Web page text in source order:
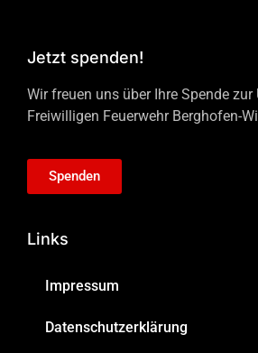
Jetzt spenden!
Wir freuen uns über Ihre Spende
Freiwilligen Feuerwehr Berghofen-
Spenden
Links
Impressum
Datenschutzerklärung